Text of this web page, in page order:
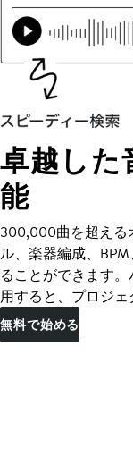
卓越した
能
300,000曲を超える
ル、楽器編成、
ることができます
用すると、プロジェ
無料で始める